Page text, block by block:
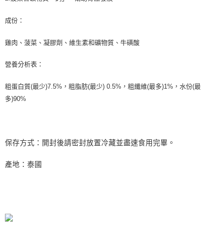
成份：
雞肉、菠菜、凝膠劑、維生素和礦物質、牛磺酸
營養分析表：
粗蛋白質(最少)7.5%，粗脂肪(最少) 0.5%，粗纖維(最多)1%，水份(最
多)90%
保存方式：開封後請密封放置冷藏並盡速食用完畢。
產地：泰國